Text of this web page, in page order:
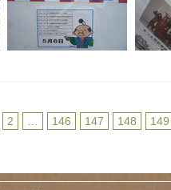
2 146 147 148 149